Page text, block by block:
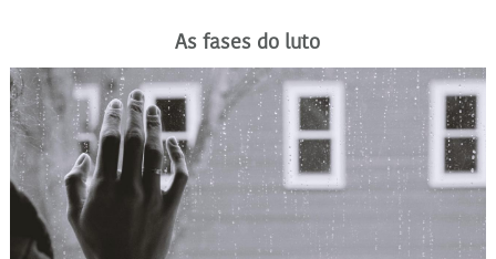
As fases do luto